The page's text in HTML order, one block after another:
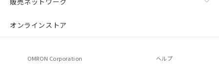
オンラインストア
OMRON Corporation ヘルプ